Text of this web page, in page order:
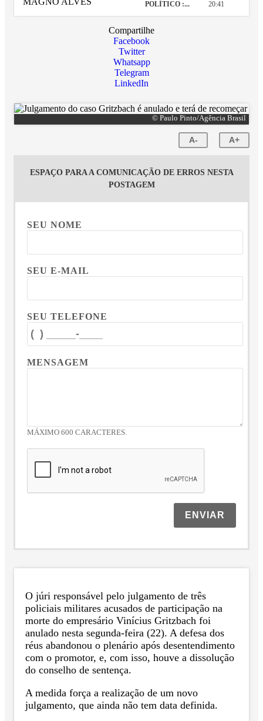
POLÍTICO :...
20:41
Compartilhe
Facebook
Twitter
Whatsapp
Telegram
LinkedIn
© Paulo Pinto/Agência Brasil
A- A+
ESPAÇO PARA A COMUNICAÇÃO DE ERROS NESTA
POSTAGEM
SEU NOME
SEU E-MAIL
SEU TELEFONE
MENSAGEM
MÁXIMO 600 CARACTERES.
ENVIAR
O júri responsável pelo julgamento de três
policiais militares acusados de participação na
morte do empresário Vinícius Gritzbach foi
anulado nesta segunda-feira (22). A defesa dos
réus abandonou o plenário após desentendimento
com o promotor, e, com isso, houve a dissolução
do conselho de sentença.
A medida força a realização de um novo
julgamento, que ainda não tem data definida.